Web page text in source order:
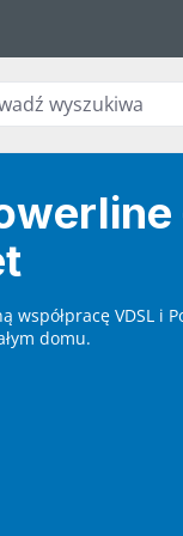
współpracę VDSL i
domu.